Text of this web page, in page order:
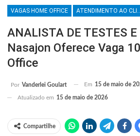
VAGAS HOME OFFICE
ANALISTA DE TESTES E
Nasajon Oferece Vaga
Office
Por Vanderlei Goulart Em 15 de maio de
Atualizado em 15 de maio de 2026
Compartilhe